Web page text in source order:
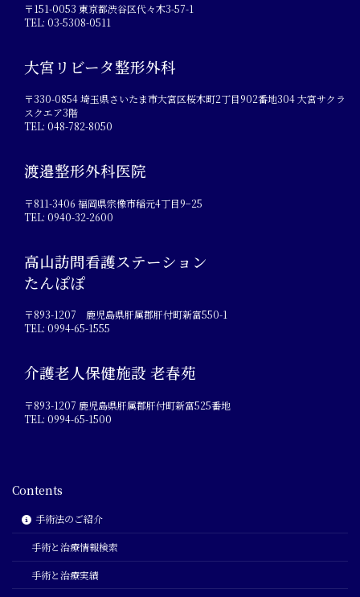
〒151-0053 東京都渋谷区代々木3-57-1
TEL: 03-5308-0511
大宮リビータ整形外科
〒330-0854 埼玉県さいたま市大宮区桜木町2丁目902番地304 大宮サクラ
スクエア3階
TEL: 048-782-8050
渡邉整形外科医院
〒811-3406 福岡県宗像市稲元4丁目9−25
TEL: 0940-32-2600
高山訪問看護ステーション
たんぽぽ
〒893-1207 鹿児島県肝属郡肝付町新富550-1
TEL: 0994-65-1555
介護老人保健施設 老春苑
〒893-1207 鹿児島県肝属郡肝付町新富525番地
TEL: 0994-65-1500
Contents
手術法のご紹介
手術と治療情報検索
手術と治療実績